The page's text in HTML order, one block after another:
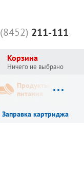
(8452) 211-111
Корзина
Ничего не выбрано
Продукты
питания
Заправка картриджа